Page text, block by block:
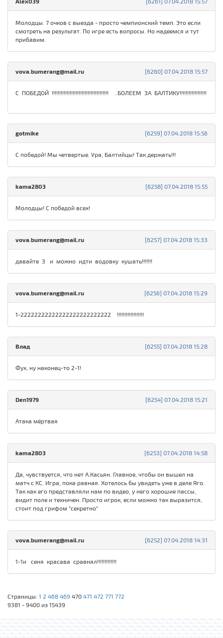
Молодцы. 7 очков с выезда - просто чемпионский темп. Это если
смотреть на результат. По игре есть вопросы. Но надеемся и тут
прибавим.
[6260] 07.04.2018 15:57
vova.bumerang@mail.ru
С ПОБЕДОЙ !!!!!!!!!!!!!!!!!!!!!!!!!!!!!!!!!!!!!! ..БОЛЕЕМ ЗА БАЛТИКУ!!!!!!!!!!!!!!!!!!
[6259] 07.04.2018 15:56
gotmike
С победой! Мы четвертые. Ура, Балтийцы! Так держать!!!
[6258] 07.04.2018 15:55
kama2803
Молодцы! С победой всех!
[6257] 07.04.2018 15:33
vova.bumerang@mail.ru
давайте 3 и можно идти водовку кушать!!!!!!!
[6256] 07.04.2018 15:29
vova.bumerang@mail.ru
1-22222222222222222222222222 !!!!!!!!!!!!!!!!!!
[6255] 07.04.2018 15:28
Влад
Фух, ну наконец-то 2-1!
[6254] 07.04.2018 15:21
Den1979
Атака мёртвая
[6253] 07.04.2018 14:58
kama2803
Да, чувствуется, что нет А.Касьян. Главное, чтобы он вышел на
матч с КС. Игра, пока равная. Хотелось бы увидеть уже в деле Яго.
Так как его представляли нам по видео, у него хорошие пассы,
видит поле и техничен. Просто игрок, если можно так выразится,
стоит под грифом "секретно"
[6252] 07.04.2018 14:31
vova.bumerang@mail.ru
1-1и сеня красава сравнял!!!!!!!!!!!!!
Страницы: 1 2 468 469 470 471 472 771 772
9381 - 9400 из 15439